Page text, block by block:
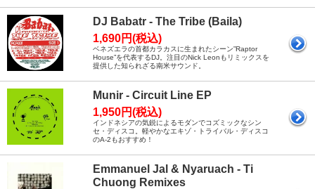
DJ Babatr - The Tribe (Baila)
1,690円(税込)
ベネズエラの首都カラカスに生まれたシーン”Raptor
House”を代表するDJ。注目のNick Leonもリミックスを
提供した知られざる南米サウンド。
Munir - Circuit Line EP
1,950円(税込)
インドネシアの気鋭によるモダンでコズミックなシン
セ・ディスコ。軽やかなエキゾ・トライバル・ディスコ
のA-2もおすすめ！
Emmanuel Jal & Nyaruach - Ti
Chuong Remixes